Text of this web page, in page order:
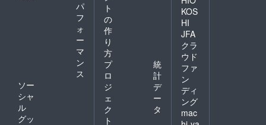
パ
フ
ォ
ー
マ
ン
ス
ソー
シャ
ル
グッ
ト
の
作
り
方
プ
ロ
ジ
ェ
ク
ト
統
計
デ
ー
タ
KOS
HI
JFA
クラ
ウド
ファ
ン
ディ
ング
mac